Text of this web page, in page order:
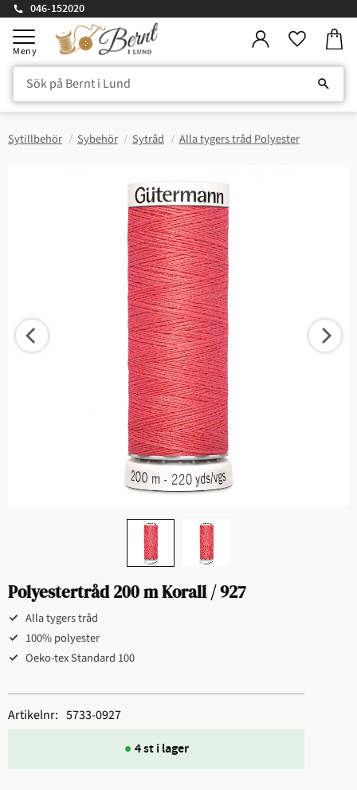
Meny
046-152020
Sytillbehör Sybehör Sytråd Alla tygers tråd Polyester
Polyestertråd 200 m Korall / 927
Alla tygers tråd
100% polyester
Oeko-tex Standard 100
4 st i lager
Artikelnr 5733-0927